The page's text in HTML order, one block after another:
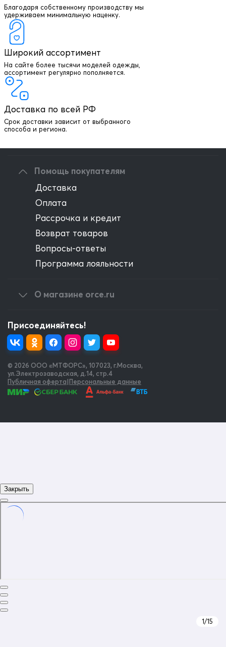
1/15
Благодаря собственному производству мы
удерживаем минимальную наценку.
Широкий ассортимент
На сайте более тысячи моделей одежды,
ассортимент регулярно пополняется.
Доставка по всей РФ
Срок доставки зависит от выбранного
способа и региона.
+7 903 003 03 79
Написать директору
Помощь покупателям
Доставка
Оплата
Рассрочка и кредит
Возврат товаров
Вопросы-ответы
Программа лояльности
О магазине orce.ru
Присоединяйтесь!
© 2026 OOO «МТФОРС», 107023, г.Москва,
ул.Электрозаводская, д.14, стр.4
Публичная оферта|Персональные данные
Закрыть